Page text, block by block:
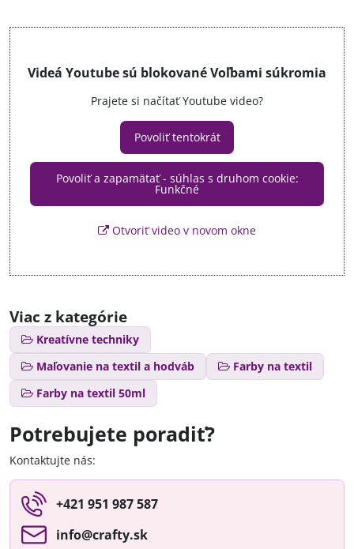
Videá Youtube sú blokované Voľbami súkromia
Prajete si načítať Youtube video?
Povoliť tentokrát
Povoliť a zapamätať - súhlas s druhom cookie:
Funkčné
Otvoriť video v novom okne
Viac z kategórie
Kreatívne techniky
Maľovanie na textil a hodváb
Farby na textil
Farby na textil 50ml
Potrebujete poradiť?
Kontaktujte nás:
+421 951 987 587
info​@crafty​.sk